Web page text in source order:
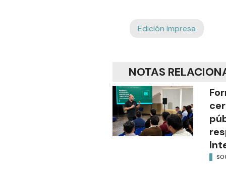
Edición Impresa
NOTAS